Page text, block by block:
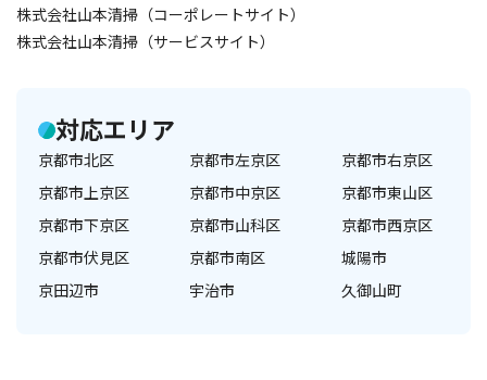
株式会社山本清掃（コーポレートサイト）
株式会社山本清掃（サービスサイト）
対応エリア
京都市北区 京都市左京区
京都市右京区
京都市上京区
京都市中京区
京都市東山区
京都市下京区
京都市山科区
京都市西京区
京都市伏見区
京都市南区
城陽市
京田辺市
宇治市 久御山町